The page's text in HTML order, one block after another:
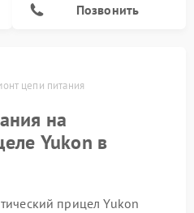
Позвонить
цепи питания
на
Yukon в
прицел Yukon